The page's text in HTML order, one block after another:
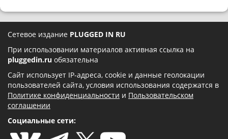
Сетевое издание PLUGGED IN RU
При использовании материалов активная ссылка на
pluggedin.ru обязательна
Сайт использует IP-адреса, cookie и данные геолокации
пользователей сайта, условия использования содержатся в
Политике конфиденциальности и Пользовательском
соглашении
Социальные сети: